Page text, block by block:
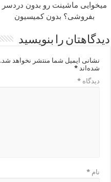
میخوایی ماشینت رو بدون دردسر
بفروشی؟ بدون کمیسیون
دیدگاهتان را بنویسید
نشانی ایمیل شما منتشر نخواهد شد.
شده‌اند*
دیدگاه*
نام*